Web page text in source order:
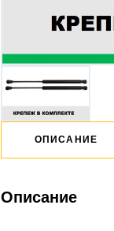
ОПИСАНИЕ
Описание